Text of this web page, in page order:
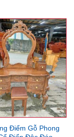
Điểm Gỗ Phong